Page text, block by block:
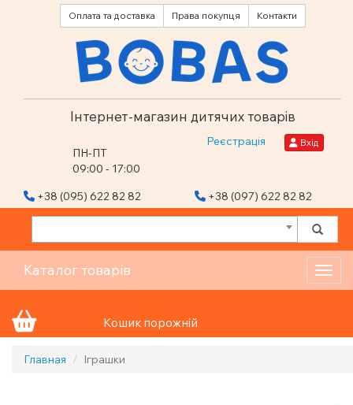
Оплата та доставка Права покупця Контакти
Інтернет-магазин дитячих товарів
ПН-ПТ
09:00 - 17:00
Реєстрація Вхід
+38 (095) 622 82 82 +38 (097) 622 82 82
Каталог товарів
Кошик порожній
Главная Іграшки